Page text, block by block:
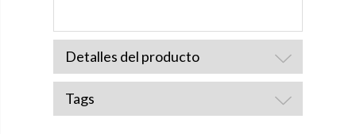
Detalles del producto
Tags